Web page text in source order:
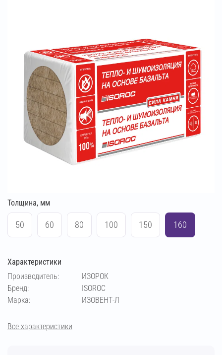
Толщина, мм
50 60 80 100 150 160
Характеристики
Производитель:
ИЗОРОК
Бренд:
ISOROC
Марка:
ИЗОВЕНТ-Л
Все характеристики